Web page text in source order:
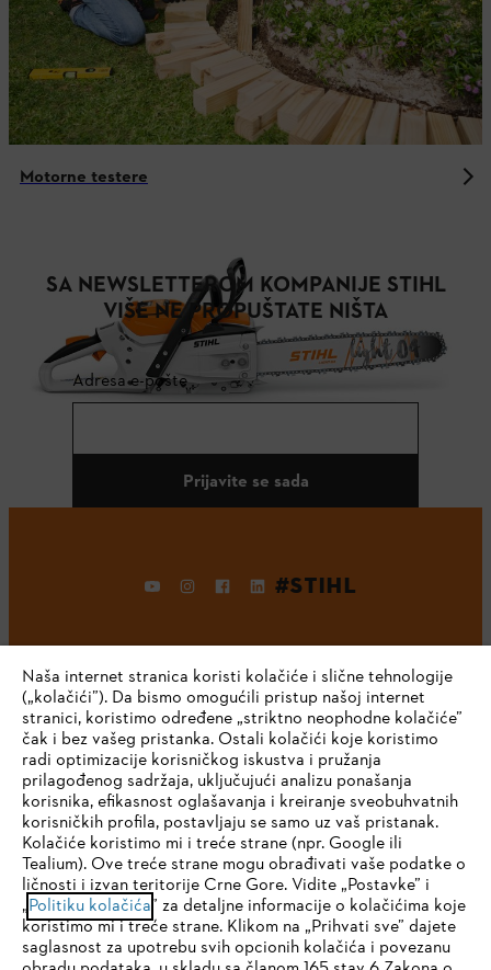
Motorne testere
SA NEWSLETTEROM KOMPANIJE STIHL
VIŠE NE PROPUŠTATE NIŠTA
Adresa e-pošte
Prijavite se sada
#STIHL
Kompanija
STIHL FAQ
Servis
IHR BROWSER WIRD NICHT
UNTERSTÜTZT
Naša internet stranica koristi kolačiće i slične tehnologije
(„kolačići”). Da bismo omogućili pristup našoj internet
stranici, koristimo određene „striktno neophodne kolačiće”
čak i bez vašeg pristanka. Ostali kolačići koje koristimo
radi optimizacije korisničkog iskustva i pružanja
prilagođenog sadržaja, uključujući analizu ponašanja
korisnika, efikasnost oglašavanja i kreiranje sveobuhvatnih
korisničkih profila, postavljaju se samo uz vaš pristanak.
Kolačiće koristimo mi i treće strane (npr. Google ili
Tealium). Ove treće strane mogu obrađivati vaše podatke o
ličnosti i izvan teritorije Crne Gore. Vidite „Postavke” i
„Politiku kolačića” za detaljne informacije o kolačićima koje
koristimo mi i treće strane. Klikom na „Prihvati sve” dajete
saglasnost za upotrebu svih opcionih kolačića i povezanu